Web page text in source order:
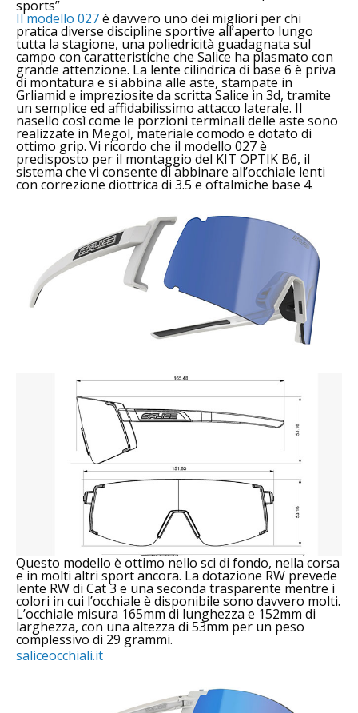
sports”
Il modello 027è davvero uno dei migliori per chi
pratica diverse discipline sportive all’aperto lungo
tutta la stagione, una poliedricità guadagnata sul
campo con caratteristiche che Salice ha plasmato con
grande attenzione. La lente cilindrica di base 6 è priva
di montatura e si abbina alle aste, stampate in
Grliamid e impreziosite da scritta Salice in 3d, tramite
un semplice ed affidabilissimo attacco laterale. Il
nasello così come le porzioni terminali delle aste sono
realizzate in Megol, materiale comodo e dotato di
ottimo grip. Vi ricordo che il modello 027 è
predisposto per il montaggio del KIT OPTIK B6, il
sistema che vi consente di abbinare all’occhiale lenti
con correzione diottrica di 3.5 e oftalmiche base 4.
Questo modello è ottimo nello sci di fondo, nella corsa
e in molti altri sport ancora. La dotazione RW prevede
lente RW di Cat 3 e una seconda trasparente mentre i
colori in cui l’occhiale è disponibile sono davvero molti.
L’occhiale misura 165mm di lunghezza e 152mm di
larghezza, con una altezza di 53mm per un peso
complessivo di 29 grammi.
saliceocchiali.it